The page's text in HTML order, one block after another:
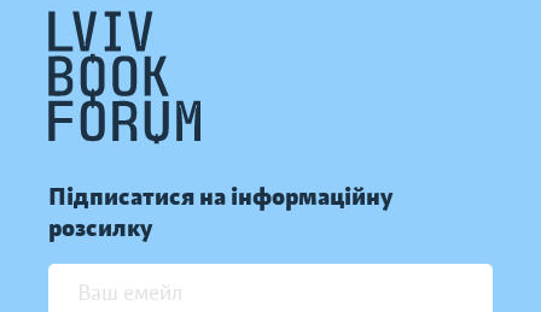
Підписатися на інформаційну
розсилку